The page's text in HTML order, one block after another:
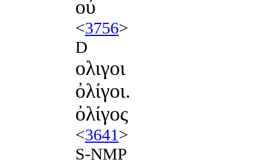
οὐ
<3756>
D
ολιγοι
ὀλίγοι.
ὀλίγος
<3641>
S-NMP